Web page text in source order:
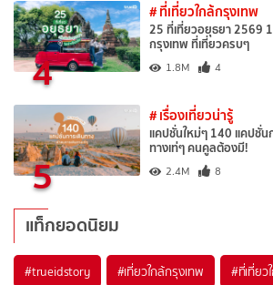
4
# ที่เที่ยวใกล้กรุงเทพ
25 ที่เที่ยวอยุธยา 2569 1
กรุงเทพ ที่เที่ยวครบๆ
1.8M 4
5
# เรื่องเที่ยวน่ารู้
แคปชั่นใหม่ๆ 140 แคปชั่น
ทางเท่ๆ คนคูลต้องมี!
2.4M 8
แท็กยอดนิยม
#trueidstory #เที่ยวใกล้กรุงเทพ #ที่เที่ยว